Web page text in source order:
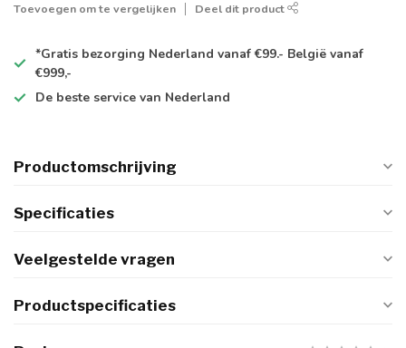
Toevoegen om te vergelijken Deel dit product
*Gratis bezorging Nederland vanaf €99.- België vanaf
€999,-
De beste service van Nederland
Productomschrijving
Specificaties
Veelgestelde vragen
Productspecificaties